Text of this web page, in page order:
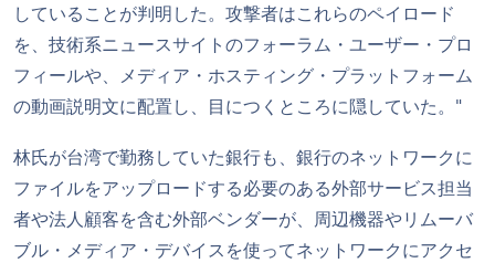
していることが判明した。攻撃者はこれらのペイロード
を、技術系ニュースサイトのフォーラム・ユーザー・プロ
フィールや、メディア・ホスティング・プラットフォーム
の動画説明文に配置し、目につくところに隠していた。"
林氏が台湾で勤務していた銀行も、銀行のネットワークに
ファイルをアップロードする必要のある外部サービス担当
者や法人顧客を含む外部ベンダーが、周辺機器やリムーバ
ブル・メディア・デバイスを使ってネットワークにアクセ